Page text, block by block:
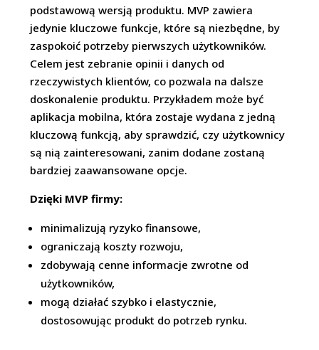
podstawową wersją produktu. MVP zawiera
jedynie kluczowe funkcje, które są niezbędne, by
zaspokoić potrzeby pierwszych użytkowników.
Celem jest zebranie opinii i danych od
rzeczywistych klientów, co pozwala na dalsze
doskonalenie produktu. Przykładem może być
aplikacja mobilna, która zostaje wydana z jedną
kluczową funkcją, aby sprawdzić, czy użytkownicy
są nią zainteresowani, zanim dodane zostaną
bardziej zaawansowane opcje.
Dzięki MVP firmy:
minimalizują ryzyko finansowe,
ograniczają koszty rozwoju,
zdobywają cenne informacje zwrotne od
użytkowników,
mogą działać szybko i elastycznie,
dostosowując produkt do potrzeb rynku.